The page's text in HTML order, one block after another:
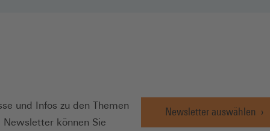
und Infos zu den Themen
können Sie
Newsletter auswählen